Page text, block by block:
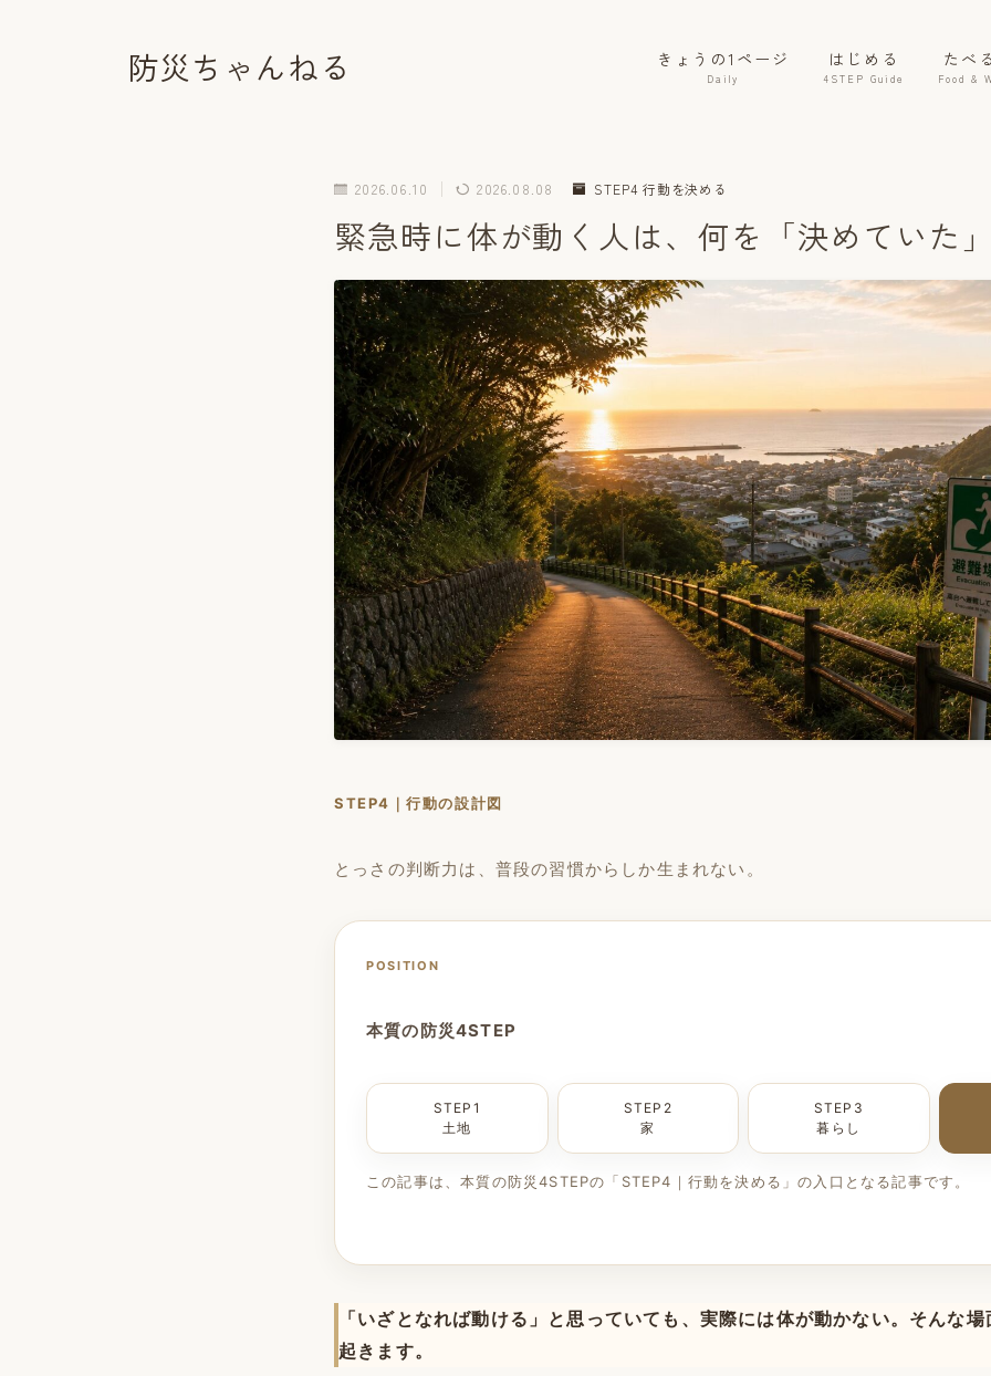
防災ちゃんねる きょうの1ページ
Daily
はじめる
4STEP Guide
たべ
Food &
2026.06.10 2026.08.08 STEP4 行動を決める
緊急時に体が動く人は、何を「決めていた
STEP4｜行動の設計図
とっさの判断力は、普段の習慣からしか生まれない。
POSITION
本質の防災4STEP
STEP1
土地
STEP2
家
STEP3
暮らし
この記事は、本質の防災4STEPの「STEP4｜行動を決める」の入口となる記事です。
「いざとなれば動ける」と思っていても、実際には体が動かない。そんな
起きます。